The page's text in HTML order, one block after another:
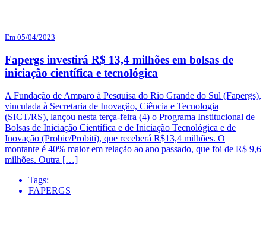
Em 05/04/2023
Fapergs investirá R$ 13,4 milhões em bolsas de
iniciação científica e tecnológica
A Fundação de Amparo à Pesquisa do Rio Grande do Sul (Fapergs),
vinculada à Secretaria de Inovação, Ciência e Tecnologia
(SICT/RS), lançou nesta terça-feira (4) o Programa Institucional de
Bolsas de Iniciação Científica e de Iniciação Tecnológica e de
Inovação (Probic/Probiti), que receberá R$13,4 milhões. O
montante é 40% maior em relação ao ano passado, que foi de R$ 9,6
milhões. Outra […]
Tags:
FAPERGS